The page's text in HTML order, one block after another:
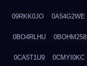
09RKK0JO 0A54G2WE
0BO4RLHU 0BOHM258
0CA5T1U9 0CMYI0KC